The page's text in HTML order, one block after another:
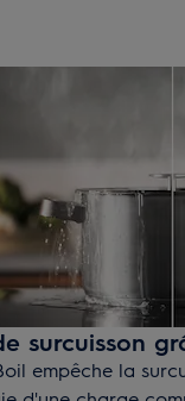
surcuisson
empêche la